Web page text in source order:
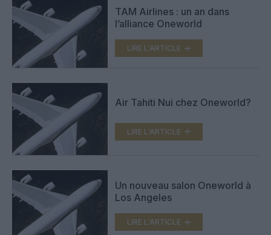
TAM Airlines : un an dans
l’alliance Oneworld
LIRE L'ARTICLE
Air Tahiti Nui chez Oneworld?
LIRE L'ARTICLE
Un nouveau salon Oneworld à
Los Angeles
LIRE L'ARTICLE